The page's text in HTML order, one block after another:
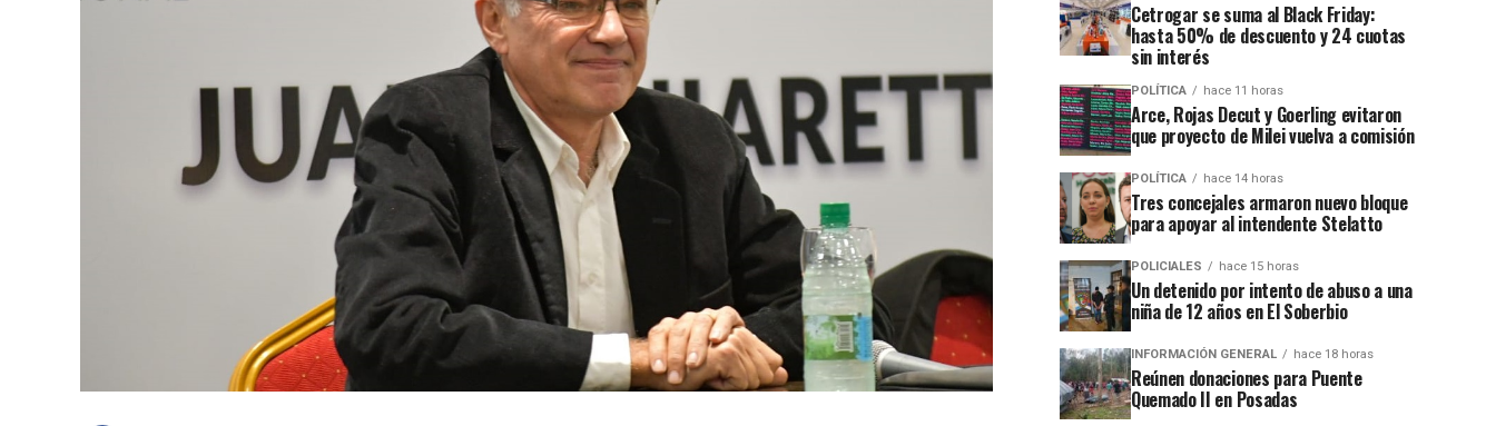
Cetrogar se suma al Black Friday:
hasta 50% de descuento y 24 cuotas
sin interés
POLÍTICA hace 11 horas
Arce, Rojas Decut y Goerling evitaron
que proyecto de Milei vuelva a comisión
POLÍTICA hace 14 horas
Tres concejales armaron nuevo bloque
para apoyar al intendente Stelatto
POLICIALES hace 15 horas
Un detenido por intento de abuso a una
niña de 12 años en El Soberbio
INFORMACIÓN GENERAL hace 18 horas
Reúnen donaciones para Puente
Quemado II en Posadas